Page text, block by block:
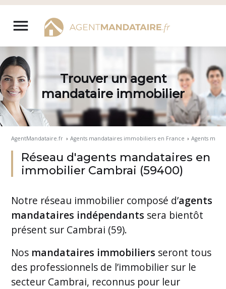
Aller
contenu
menu
Trouver un agent
mandataire immobilier
AgentMandataire.fr › Agents mandataires immobiliers en France › Agents
Réseau d'agents mandataires en
immobilier Cambrai (59400)
Notre réseau immobilier composé d’agents
mandataires indépendants sera bientôt
présent sur Cambrai (59).
Nos mandataires immobiliers seront tous
des professionnels de l’immobilier sur le
secteur Cambrai, reconnus pour leur